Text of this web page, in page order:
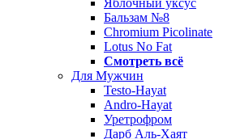
Яблочный уксус
Бальзам №8
Chromium Picolinate
Lotus No Fat
Смотреть всё
Для Мужчин
Testo-Hayat
Andro-Hayat
Уретрофром
Дарб Аль-Хаят